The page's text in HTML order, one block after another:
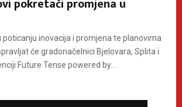
pokretači promjena u
poticanju inovacija i promjena te planovima
će gradonačelnici Bjelovara, Splita i
Future Tense powered by...